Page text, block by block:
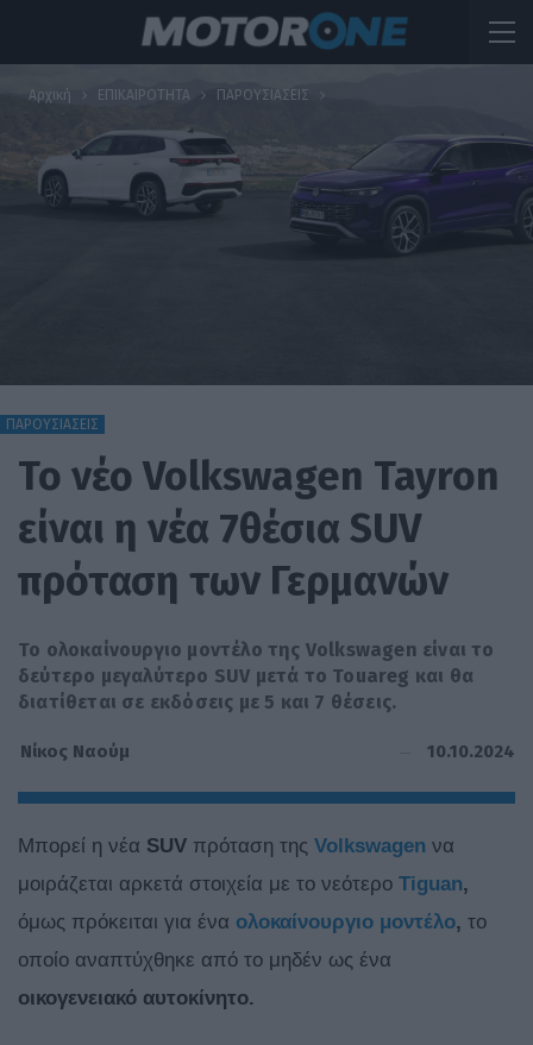
Αρχική ΕΠΙΚΑΙΡΟΤΗΤΑ ΠΑΡΟΥΣΙΑΣΕΙΣ
ΠΑΡΟΥΣΙΑΣΕΙΣ
To νέο Volkswagen Tayron
είναι η νέα 7θέσια SUV
πρόταση των Γερμανών
Το ολοκαίνουργιο μοντέλο της Volkswagen είναι το
δεύτερο μεγαλύτερο SUV μετά το Touareg και θα
διατίθεται σε εκδόσεις με 5 και 7 θέσεις.
Νίκος Ναούμ 10.10.2024
Μπορεί η νέα SUV πρόταση της Volkswagen να
μοιράζεται αρκετά στοιχεία με το νεότερο Tiguan,
όμως πρόκειται για ένα ολοκαίνουργιο μοντέλο, το
οποίο αναπτύχθηκε από το μηδέν ως ένα
οικογενειακό αυτοκίνητο.